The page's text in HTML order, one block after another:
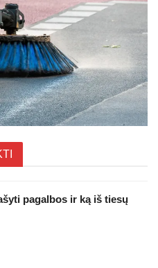
pagalbos ir ką iš tiesų